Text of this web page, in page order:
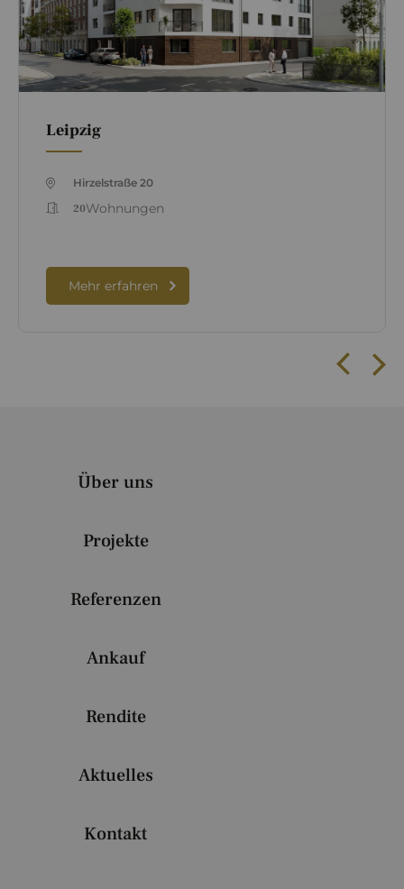
Leipzig
Hirzelstraße 20
Wohnungen
20
Über uns
Projekte
Referenzen
Ankauf
Rendite
Aktuelles
Kontakt